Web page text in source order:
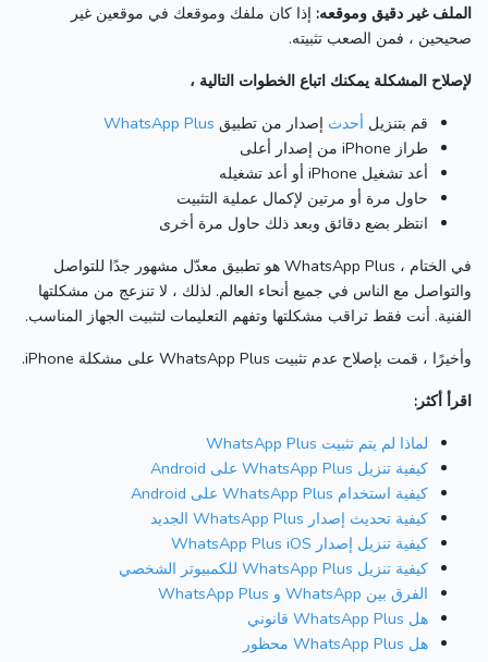
الملف غير دقيق وموقعه: إذا كان ملفك وموقعك في موقعين غير
صحيحين ، فمن الصعب تثبيته.
لإصلاح المشكلة يمكنك اتباع الخطوات التالية ،
قم بتنزيل أحدث إصدار من تطبيق WhatsApp Plus
طراز iPhone من إصدار أعلى
أعد تشغيل iPhone أو أعد تشغيله
حاول مرة أو مرتين لإكمال عملية التثبيت
انتظر بضع دقائق وبعد ذلك حاول مرة أخرى
في الختام ، WhatsApp Plus هو تطبيق معدّل مشهور جدًا للتواصل
والتواصل مع الناس في جميع أنحاء العالم. لذلك ، لا تنزعج من مشكلتها
الفنية. أنت فقط تراقب مشكلتها وتفهم التعليمات لتثبيت الجهاز المناسب.
وأخيرًا ، قمت بإصلاح عدم تثبيت WhatsApp Plus على مشكلة iPhone.
اقرأ أكثر:
لماذا لم يتم تثبيت WhatsApp Plus
كيفية تنزيل WhatsApp Plus على Android
كيفية استخدام WhatsApp Plus على Android
كيفية تحديث إصدار WhatsApp Plus الجديد
كيفية تنزيل إصدار WhatsApp Plus iOS
كيفية تنزيل WhatsApp Plus للكمبيوتر الشخصي
الفرق بين WhatsApp و WhatsApp Plus
هل WhatsApp Plus قانوني
هل WhatsApp Plus محظور